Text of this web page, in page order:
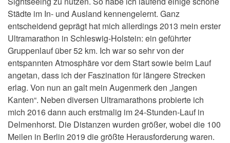
Städte im In- und Ausland kennengelernt. Ganz
entscheidend geprägt hat mich allerdings 2013 mein erster
Ultramarathon in Schleswig-Holstein: ein geführter
Gruppenlauf über 52 km. Ich war so sehr von der
entspannten Atmosphäre vor dem Start sowie beim Lauf
angetan, dass ich der Faszination für längere Strecken
erlag. Von nun an galt mein Augenmerk den „langen
Kanten“. Neben diversen Ultramarathons probierte ich
mich 2016 dann auch erstmalig im 24-Stunden-Lauf in
Delmenhorst. Die Distanzen wurden größer, wobei die 100
Meilen in Berlin 2019 die größte Herausforderung waren.